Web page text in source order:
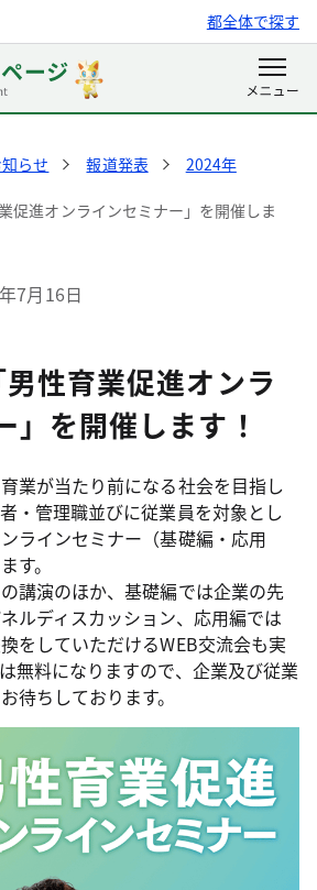
都全体で探す
らせ 報道発表
2024年
促進オンラインセミナー」を開催しま
7月16日
性育業促進オンラ
」を開催します！
業が当たり前になる社会を目指し
・管理職並びに従業員を対象とし
ラインセミナー（基礎編・応用
す。
講演のほか、基礎編では企業の先
ルディスカッション、応用編では
をしていただけるWEB交流会も実
無料になりますので、企業及び従業
待ちしております。